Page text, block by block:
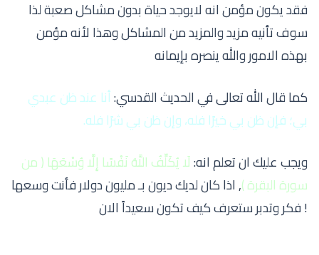
فقد يكون مؤمن انه لايوجد حياة بدون مشاكل صعبة لذا
سوف تأنيه مزيد والمزيد من المشاكل وهذا لأنه مؤمن
بهذه الامور والله ينصره بإيمانه
كما قال الله تعالى في الحديث القدسي:أنا عند ظن عبدي
بي؛ فإن ظن بي خيرًا فله، وإن ظن بي شرًا فله.
ويجب عليك ان تعلم انه:لَا يُكَلِّفُ اللَّهُ نَفْسًا إِلَّا وُسْعَهَا ( من
سورة البقرة ), اذا كان لديك ديون بـ مليون دولار فأنت وسعها
! فكر وتدبر ستعرف كيف تكون سعيداً الان